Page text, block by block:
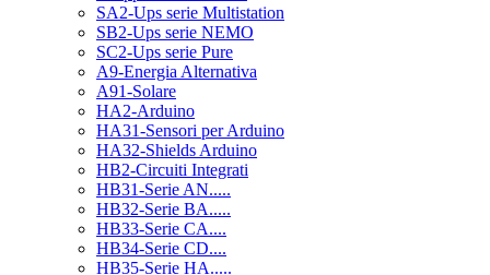
SA2-Ups serie Multistation
SB2-Ups serie NEMO
SC2-Ups serie Pure
A9-Energia Alternativa
A91-Solare
HA2-Arduino
HA31-Sensori per Arduino
HA32-Shields Arduino
HB2-Circuiti Integrati
HB31-Serie AN.....
HB32-Serie BA.....
HB33-Serie CA....
HB34-Serie CD....
HB35-Serie HA.....